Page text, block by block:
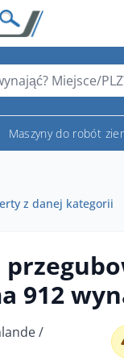
Miejsce/
Maszyny do robót
z danej kategorii
912
/